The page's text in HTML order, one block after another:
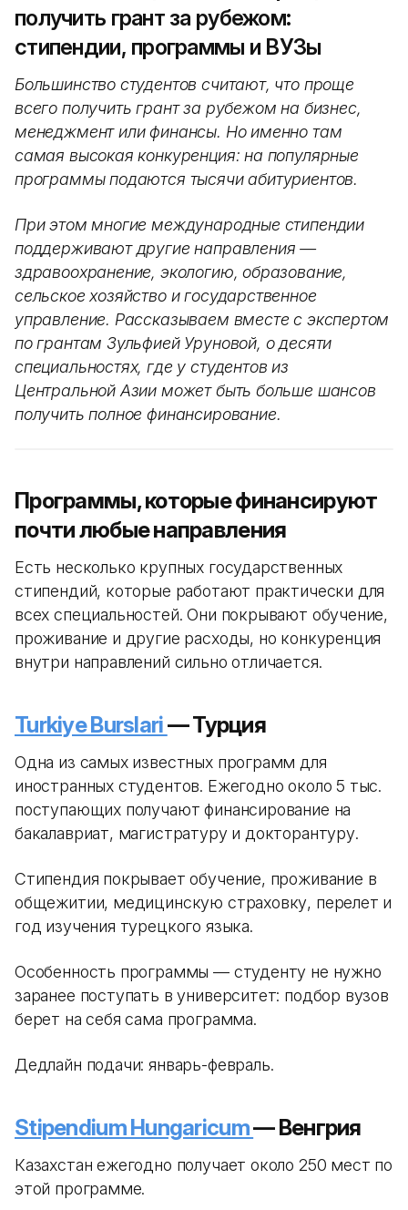
получить грант за рубежом:
стипендии, программы и ВУЗы
Большинство студентов считают, что проще
всего получить грант за рубежом на бизнес,
менеджмент или финансы. Но именно там
самая высокая конкуренция: на популярные
программы подаются тысячи абитуриентов.
При этом многие международные стипендии
поддерживают другие направления —
здравоохранение, экологию, образование,
сельское хозяйство и государственное
управление. Рассказываем вместе с экспертом
по грантам Зульфией Уруновой, о десяти
специальностях, где у студентов из
Центральной Азии может быть больше шансов
получить полное финансирование.
Программы, которые финансируют
почти любые направления
Есть несколько крупных государственных
стипендий, которые работают практически для
всех специальностей. Они покрывают обучение,
проживание и другие расходы, но конкуренция
внутри направлений сильно отличается.
Turkiye Burslari— Турция
Одна из самых известных программ для
иностранных студентов. Ежегодно около 5 тыс.
поступающих получают финансирование на
бакалавриат, магистратуру и докторантуру.
Стипендия покрывает обучение, проживание в
общежитии, медицинскую страховку, перелет и
год изучения турецкого языка.
Особенность программы — студенту не нужно
заранее поступать в университет: подбор вузов
берет на себя сама программа.
Дедлайн подачи: январь-февраль.
Stipendium Hungaricum— Венгрия
Казахстан ежегодно получает около 250 мест по
этой программе.